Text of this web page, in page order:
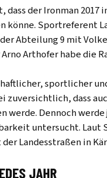
dass der Ironman
Sportreferent
Abteilung 9 mit
Arthofer habe die
sportlicher
zuversichtlich, dass
werde. Dennoch
untersucht. Laut
Landesstraßen in
JAHR